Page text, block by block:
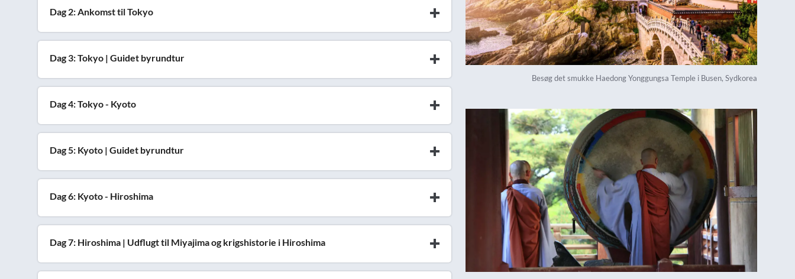
Dag 2: Ankomst til Tokyo
Dag 3: Tokyo | Guidet byrundtur
Dag 4: Tokyo - Kyoto
Dag 5: Kyoto | Guidet byrundtur
Dag 6: Kyoto - Hiroshima
Dag 7: Hiroshima | Udflugt til Miyajima og krigshistorie i Hiroshima
Besøg det smukke Haedong Yonggungsa Temple i Busen, Sydkorea